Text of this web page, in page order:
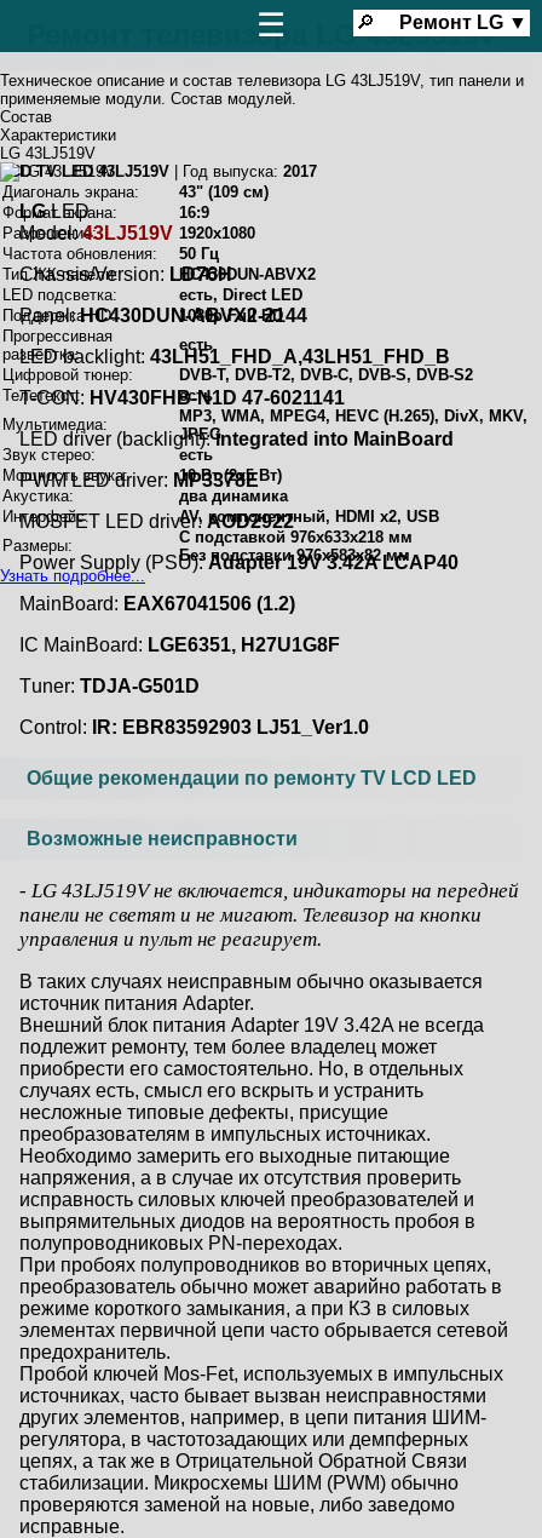
☰ 🔎 Ремонт LG ▼
Ремонт телевизора LG 43LJ519V
Техническое описание и состав телевизора LG 43LJ519V, тип панели и
применяемые модули. Состав модулей.
Состав
Характеристики
LG 43LJ519V
LCD TV LED 43LJ519V | Год выпуска: 2017
Диагональ экрана:
43" (109 см)
Формат экрана:
16:9
Разрешение:
1920x1080
Частота обновления:
50 Гц
Тип ЖК-панели:
HC430DUN-ABVX2
LED подсветка:
есть, Direct LED
Поддержка HD:
1080p Full HD
Прогрессивная
развёртка:
есть
Цифровой тюнер:
DVB-T, DVB-T2, DVB-C, DVB-S, DVB-S2
Телетекст:
есть
Мультимедиа:
MP3, WMA, MPEG4, HEVC (H.265), DivX, MKV,
JPEG
Звук стерео:
есть
Мощность звука:
10 Вт (2х5 Вт)
Акустика:
два динамика
Интерфейс:
AV, компонентный, HDMI x2, USB
Размеры:
C подставкой 976x633x218 мм
Без подставки 976x583x82 мм
Узнать подробнее...
LGLED
Model:43LJ519V
Chassis/Version: LD76H
Panel:HC430DUN-ABVX2-2144
LED backlight: 43LH51_FHD_A,43LH51_FHD_B
T-CON: HV430FHB-N1D 47-6021141
LED driver (backlight):integrated into MainBoard
PWM LED driver: MP3378E
MOSFET LED driver: AOD2922
Power Supply (PSU):Adapter 19V 3.42A LCAP40
MainBoard: EAX67041506 (1.2)
IC MainBoard: LGE6351, H27U1G8F
Тuner: TDJA-G501D
Control:
IR: EBR83592903 LJ51_Ver1.0
Общие рекомендации по ремонту TV LCD LED
Возможные неисправности
- LG 43LJ519V не включается, индикаторы на передней
панели не светят и не мигают. Телевизор на кнопки
управления и пульт не реагирует.
В таких случаях неисправным обычно оказывается
источник питания Adapter.
Внешний блок питания Adapter 19V 3.42A не всегда
подлежит ремонту, тем более владелец может
приобрести его самостоятельно. Но, в отдельных
случаях есть, смысл его вскрыть и устранить
несложные типовые дефекты, присущие
преобразователям в импульсных источниках.
Необходимо замерить его выходные питающие
напряжения, а в случае их отсутствия проверить
исправность силовых ключей преобразователей и
выпрямительных диодов на вероятность пробоя в
полупроводниковых PN-переходах.
При пробоях полупроводников во вторичных цепях,
преобразователь обычно может аварийно работать в
режиме короткого замыкания, а при КЗ в силовых
элементах первичной цепи часто обрывается сетевой
предохранитель.
Пробой ключей Mos-Fet, используемых в импульсных
источниках, часто бывает вызван неисправностями
других элементов, например, в цепи питания ШИМ-
регулятора, в частотозадающих или демпферных
цепях, а так же в Отрицательной Обратной Связи
стабилизации. Микросхемы ШИМ (PWM) обычно
проверяются заменой на новые, либо заведомо
исправные.